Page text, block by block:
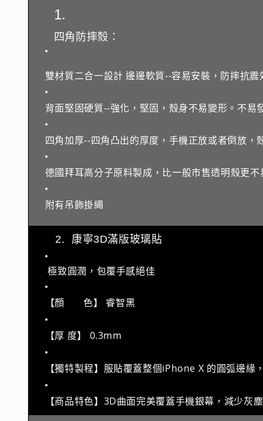
四角防摔殼：
雙材質二合一設計 邊邊軟質--容易安裝，防摔抗震
背面堅固硬質--強化，堅固，殼身不易變形。不易
四角加厚--四角凸出的厚度，手機正放或者倒放，
德國拜耳高分子原料製成，比一般市售透明殼更不
附有吊飾掛繩
2.  康寧3D滿版玻璃貼
極致圓潤，包覆手感絕佳
【顏       色】 睿智黑
【厚 度】 0.3mm
【獨特製程】服貼覆蓋整個iPhone X 的圓弧邊
【商品特色】3D曲面完美覆蓋手機銀幕，減少